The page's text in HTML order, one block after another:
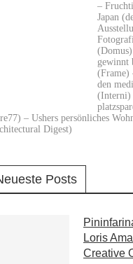
–
Japan
gewinnt
(Frame)
den
(Interni)
– Ushers persönliches
Digest)
Posts
Loris
Creative